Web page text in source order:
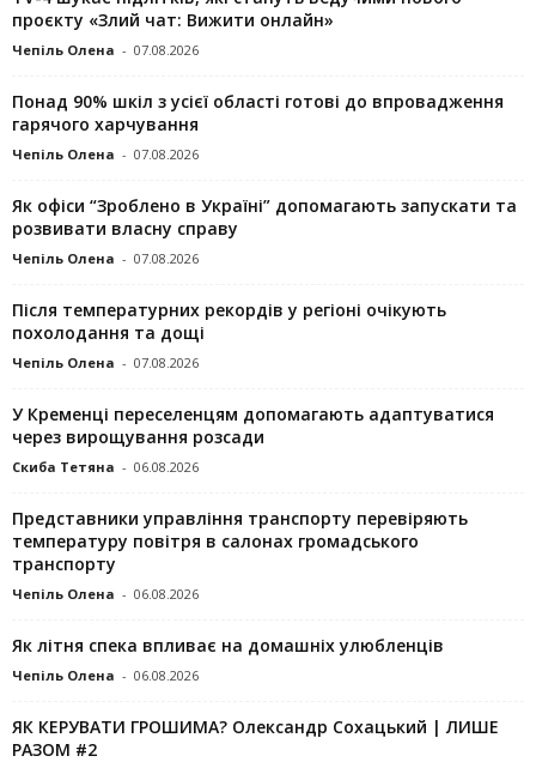
проєкту «Злий чат: Вижити онлайн»
Чепіль Олена - 07.08.2026
Понад 90% шкіл з усієї області готові до впровадження
гарячого харчування
Чепіль Олена - 07.08.2026
Як офіси “Зроблено в Україні” допомагають запускaти та
розвивати власну справу
Чепіль Олена - 07.08.2026
Після температурних рекордів у регіоні очікують
похолодання та дощі
Чепіль Олена - 07.08.2026
У Кременці переселенцям допомагають адаптуватися
через вирощування розсади
Скиба Тетяна - 06.08.2026
Представники управління транспорту перевіряють
температуру повітря в салонах громадського
транспорту
Чепіль Олена - 06.08.2026
Як літня спека впливає на домашніх улюбленців
Чепіль Олена - 06.08.2026
ЯК КЕРУВАТИ ГРОШИМА? Олександр Сохацький | ЛИШЕ
РАЗОМ #2